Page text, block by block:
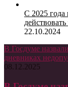
С 2025 года
22.10.2024
В Госдуме
дневниках
08.12.2025